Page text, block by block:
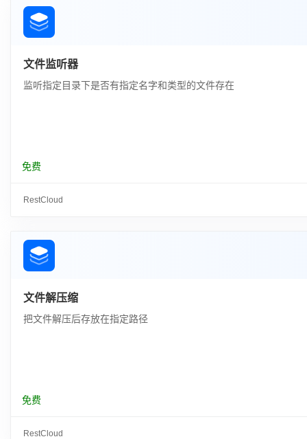
文件监听器
监听指定目录下是否有指定名字和类型的文件存在
免费
RestCloud
文件解压缩
把文件解压后存放在指定路径
免费
RestCloud